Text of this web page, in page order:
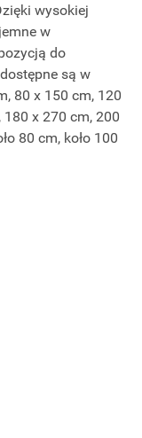
wysokiej
w
do
dostępne są w
80 x 150 cm, 120
x 270 cm, 200
80 cm, koło 100